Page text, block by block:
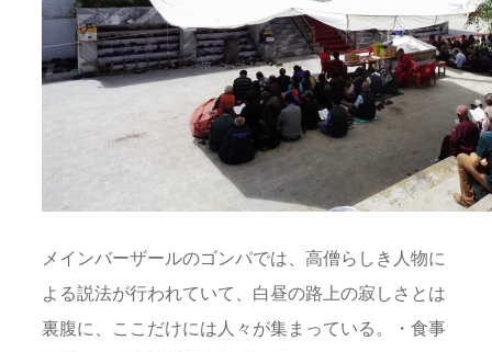
メインバーザールのゴンパでは、高僧らしき人物に
よる説法が行われていて、白昼の路上の寂しさとは
裏腹に、ここだけには人々が集まっている。・食事